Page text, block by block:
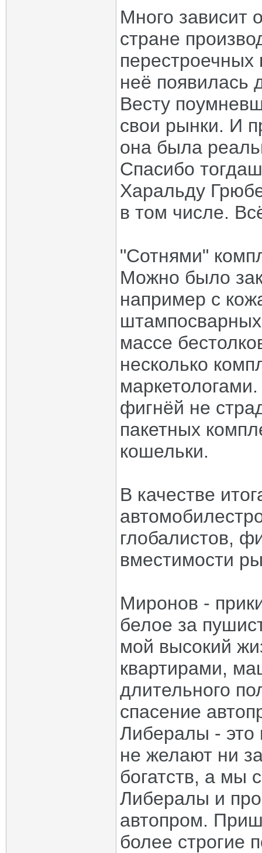
Много зависит
стране
неё появилась
Весту
свои рынки. И
она была
Спасибо
Харальду
в том числе.
"Сотнями"
Можно было
например с
массе
несколько
фигнёй не
пакетных
кошельки.
В качестве
глобалистов,
вместимости
Миронов -
белое за
мой высокий
квартирами,
длительного
спасение
Либералы - это
не желают ни
богатств, а мы
Либералы и
автопром.
более строгие